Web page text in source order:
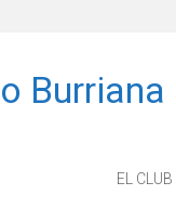
Burriana
EL CLUB